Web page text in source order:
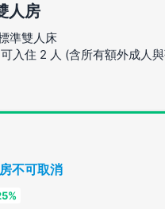
人房
準雙人床
入住 2 人 (含所有額外成人
不可取消